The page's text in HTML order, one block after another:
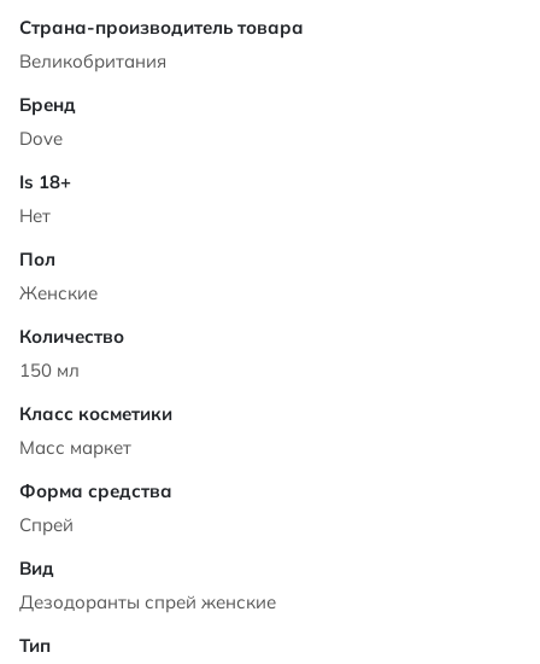
Характеристики
Великобритания
Dove
Нет
Женские
150 мл
Масс маркет
Спрей
Дезодоранты спрей женские